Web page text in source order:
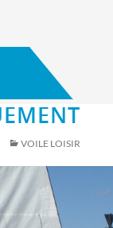
VOILE LOISIR